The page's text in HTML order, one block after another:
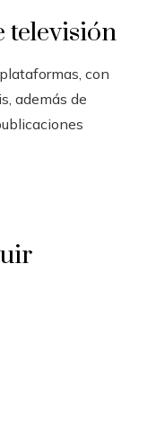
televisión
con
además de